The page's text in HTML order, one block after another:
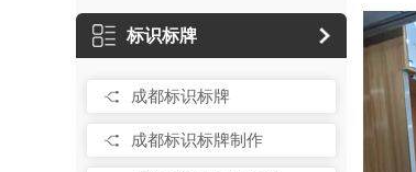
标识标牌
成都标识标牌
成都标识标牌制作